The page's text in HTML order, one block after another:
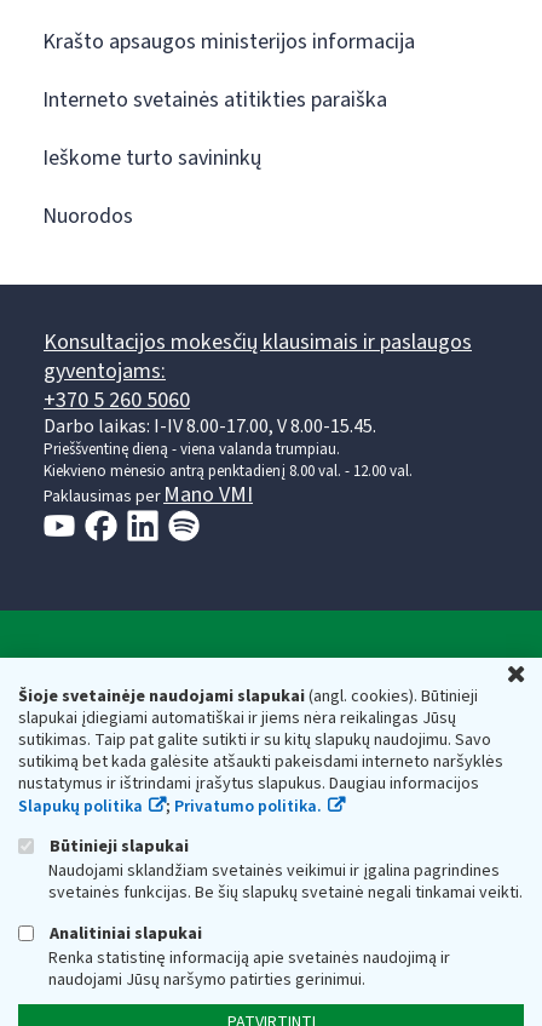
Šioje svetainėje naudojami slapukai(angl. cookies). Būtinieji
slapukai įdiegiami automatiškai ir jiems nėra reikalingas Jūsų
sutikimas. Taip pat galite sutikti ir su kitų slapukų naudojimu. Savo
sutikimą bet kada galėsite atšaukti pakeisdami interneto naršyklės
nustatymus ir ištrindami įrašytus slapukus. Daugiau informacijos
Slapukų politika
; Privatumo politika.
Būtinieji slapukai
Naudojami sklandžiam svetainės veikimui ir įgalina pagrindines
svetainės funkcijas. Be šių slapukų svetainė negali tinkamai veikti.
Analitiniai slapukai
Renka statistinę informaciją apie svetainės naudojimą ir
naudojami Jūsų naršymo patirties gerinimui.
Krašto apsaugos ministerijos informacija
Interneto svetainės atitikties paraiška
Ieškome turto savininkų
Nuorodos
Konsultacijos mokesčių klausimais ir paslaugos
gyventojams:
+370 5 260 5060
Darbo laikas: I-IV 8.00-17.00, V 8.00-15.45.
Prieššventinę dieną - viena valanda trumpiau.
Kiekvieno mėnesio antrą penktadienį 8.00 val. - 12.00 val.
Paklausimas per Mano VMI
Respublikos finansų ministerijos
Biudžetinė įstaiga. Juridinio asmens kodas — 188659752,
adresas: Vasario 16-osios g. 14, 01107 Vilnius, Lietuva, el.paštas:
vmi@vmi.lt, E. pristatymo dėžutės adresas 188659752
Duomenys apie Valstybinę mokesčių inspekciją prie Lietuvos
Respublikos finansų ministerijos kaupiami ir saugomi Juridinių